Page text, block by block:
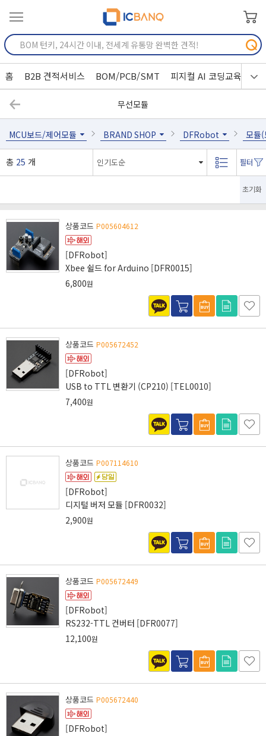
홈 B2B 견적서비스 BOM/PCB/SMT 피지컬 AI 코딩교육
무선모듈
MCU보드/제어모듈 BRAND SHOP DFRobot 모듈
총 25 개
초기화
상품코드 P005604612
[DFRobot]
Xbee 쉴드 for Arduino [DFR0015]
6,800원
상품코드 P005672452
[DFRobot]
USB to TTL 변환기 (CP210) [TEL0010]
7,400원
상품코드 P007114610
[DFRobot]
디지털 버저 모듈 [DFR0032]
2,900원
상품코드 P005672449
[DFRobot]
RS232-TTL 컨버터 [DFR0077]
12,100원
상품코드 P005672440
[DFRobot]